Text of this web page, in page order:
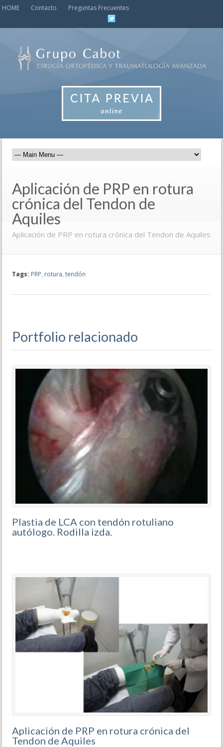
HOME Contacto Preguntas Frecuentes
Aplicación de PRP en rotura
crónica del Tendon de
Aquiles
Aplicación de PRP en rotura crónica del Tendon de Aquiles
Tags: PRP, rotura, tendón
Portfolio relacionado
Plastia de LCA con tendón rotuliano
autólogo. Rodilla izda.
Aplicación de PRP en rotura crónica del
Tendon de Aquiles